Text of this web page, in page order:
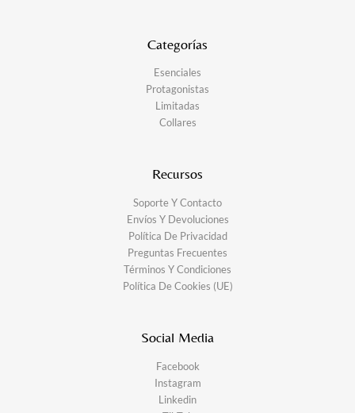
Categorías
Esenciales
Protagonistas
Limitadas
Collares
Recursos
Soporte Y Contacto
Envíos Y Devoluciones
Política De Privacidad
Preguntas Frecuentes
Términos Y Condiciones
Política De Cookies (UE)
Social Media
Facebook
Instagram
Linkedin